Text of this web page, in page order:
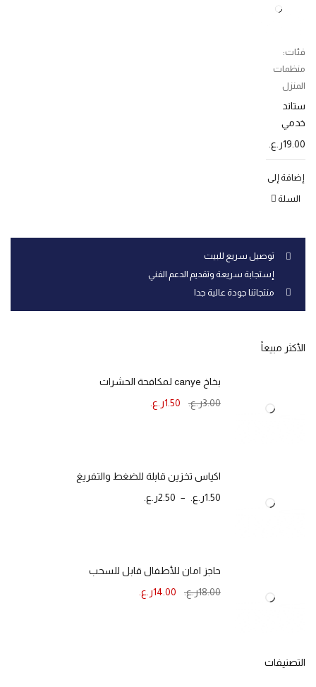
توصيل سريع للبيت
إستجابة سريعة وتقديم الدعم الفني
منتجاتنا جودة عالية جدا
الأكثر مبيعاً
بخاخ canye لمكافحة الحشرات
3.00ر.ع. 1.50ر.ع.
اكياس تخزين قابلة للضغط والتفريغ
1.50ر.ع. –
2.50ر.ع.
حاجز امان للأطفال قابل للسحب
18.00ر.ع. 14.00ر.ع.
التصنيفات
فئات:
منظمات
المنزل
ستاند
خدمي
19.00ر.ع.
إضافة إلى
السلة